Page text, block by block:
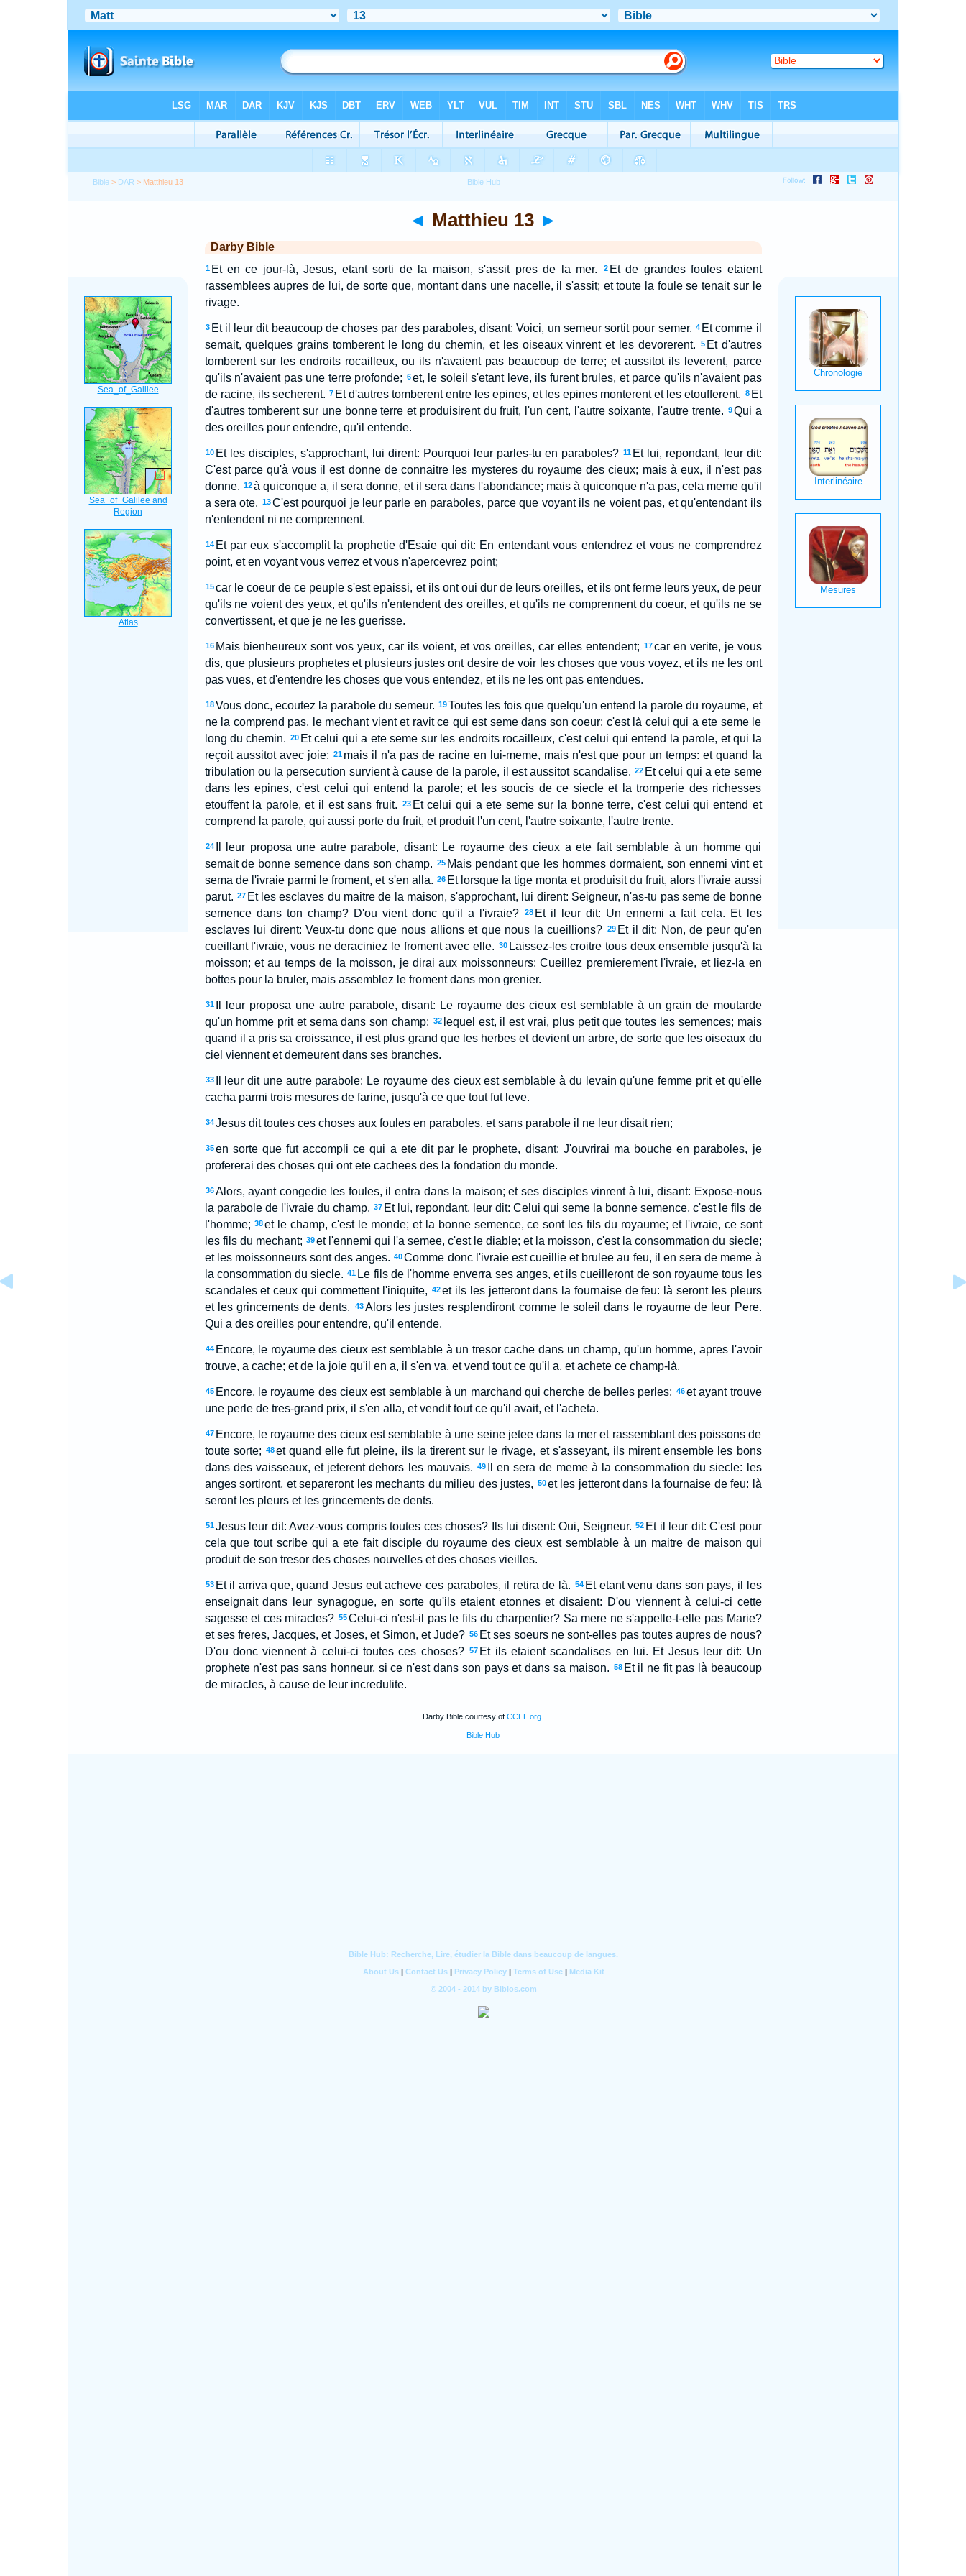
Bible > DAR > Matthieu 13
◄ Matthieu 13 ►
Darby Bible
1 Et en ce jour-là, Jesus, etant sorti de la maison, s'assit pres de la mer. 2 Et de grandes foules etaient
rassemblees aupres de lui, de sorte que, montant dans une nacelle, il s'assit; et toute la foule se tenait sur le
rivage.
3 Et il leur dit beaucoup de choses par des paraboles, disant: Voici, un semeur sortit pour semer. 4 Et comme il
semait, quelques grains tomberent le long du chemin, et les oiseaux vinrent et les devorerent.
5 Et d'autres
tomberent sur les endroits rocailleux, ou ils n'avaient pas beaucoup de terre; et aussitot ils leverent, parce
qu'ils n'avaient pas une terre profonde; 6 et, le soleil s'etant leve, ils furent brules, et parce qu'ils n'avaient pas
de racine, ils secherent. 7 Et d'autres tomberent entre les epines, et les epines monterent et les etoufferent. 8 Et
d'autres tomberent sur une bonne terre et produisirent du fruit, l'un cent, l'autre soixante, l'autre trente. 9Qui a
des oreilles pour entendre, qu'il entende.
10 Et les disciples, s'approchant, lui dirent: Pourquoi leur parles-tu en paraboles? 11 Et lui, repondant, leur dit:
C'est parce qu'à vous il est donne de connaitre les mysteres du royaume des cieux; mais à eux, il n'est pas
donne. 12 à quiconque a, il sera donne, et il sera dans l'abondance; mais à quiconque n'a pas, cela meme qu'il
a sera ote. 13C'est pourquoi je leur parle en paraboles, parce que voyant ils ne voient pas, et qu'entendant ils
n'entendent ni ne comprennent.
14 Et par eux s'accomplit la prophetie d'Esaie qui dit: En entendant vous entendrez et vous ne comprendrez
point, et en voyant vous verrez et vous n'apercevrez point;
15 car le coeur de ce peuple s'est epaissi, et ils ont oui dur de leurs oreilles, et ils ont ferme leurs yeux, de peur
qu'ils ne voient des yeux, et qu'ils n'entendent des oreilles, et qu'ils ne comprennent du coeur, et qu'ils ne se
convertissent, et que je ne les guerisse.
16 Mais bienheureux sont vos yeux, car ils voient, et vos oreilles, car elles entendent; 17car en verite, je vous
dis, que plusieurs prophetes et plusieurs justes ont desire de voir les choses que vous voyez, et ils ne les ont
pas vues, et d'entendre les choses que vous entendez, et ils ne les ont pas entendues.
18 Vous donc, ecoutez la parabole du semeur. 19Toutes les fois que quelqu'un entend la parole du royaume, et
ne la comprend pas, le mechant vient et ravit ce qui est seme dans son coeur; c'est là celui qui a ete seme le
long du chemin. 20 Et celui qui a ete seme sur les endroits rocailleux, c'est celui qui entend la parole, et qui la
reçoit aussitot avec joie; 21 mais il n'a pas de racine en lui-meme, mais n'est que pour un temps: et quand la
tribulation ou la persecution survient à cause de la parole, il est aussitot scandalise. 22 Et celui qui a ete seme
dans les epines, c'est celui qui entend la parole; et les soucis de ce siecle et la tromperie des richesses
etouffent la parole, et il est sans fruit.
23 Et celui qui a ete seme sur la bonne terre, c'est celui qui entend et
comprend la parole, qui aussi porte du fruit, et produit l'un cent, l'autre soixante, l'autre trente.
24
Il leur proposa une autre parabole, disant: Le royaume des cieux a ete fait semblable à un homme qui
semait de bonne semence dans son champ. 25 Mais pendant que les hommes dormaient, son ennemi vint et
sema de l'ivraie parmi le froment, et s'en alla. 26 Et lorsque la tige monta et produisit du fruit, alors l'ivraie aussi
parut. 27 Et les esclaves du maitre de la maison, s'approchant, lui dirent: Seigneur, n'as-tu pas seme de bonne
semence dans ton champ? D'ou vient donc qu'il a l'ivraie?
28 Et il leur dit: Un ennemi a fait cela. Et les
esclaves lui dirent: Veux-tu donc que nous allions et que nous la cueillions? 29 Et il dit: Non, de peur qu'en
cueillant l'ivraie, vous ne deraciniez le froment avec elle. 30 Laissez-les croitre tous deux ensemble jusqu'à la
moisson; et au temps de la moisson, je dirai aux moissonneurs: Cueillez premierement l'ivraie, et liez-la en
bottes pour la bruler, mais assemblez le froment dans mon grenier.
31
Il leur proposa une autre parabole, disant: Le royaume des cieux est semblable à un grain de moutarde
qu'un homme prit et sema dans son champ: 32 lequel est, il est vrai, plus petit que toutes les semences; mais
quand il a pris sa croissance, il est plus grand que les herbes et devient un arbre, de sorte que les oiseaux du
ciel viennent et demeurent dans ses branches.
33
Il leur dit une autre parabole: Le royaume des cieux est semblable à du levain qu'une femme prit et qu'elle
cacha parmi trois mesures de farine, jusqu'à ce que tout fut leve.
34 Jesus dit toutes ces choses aux foules en paraboles, et sans parabole il ne leur disait rien;
35 en sorte que fut accompli ce qui a ete dit par le prophete, disant: J'ouvrirai ma bouche en paraboles, je
profererai des choses qui ont ete cachees des la fondation du monde.
36 Alors, ayant congedie les foules, il entra dans la maison; et ses disciples vinrent à lui, disant: Expose-nous
la parabole de l'ivraie du champ. 37 Et lui, repondant, leur dit: Celui qui seme la bonne semence, c'est le fils de
l'homme; 38 et le champ, c'est le monde; et la bonne semence, ce sont les fils du royaume; et l'ivraie, ce sont
les fils du mechant; 39et l'ennemi qui l'a semee, c'est le diable; et la moisson, c'est la consommation du siecle;
et les moissonneurs sont des anges. 40 Comme donc l'ivraie est cueillie et brulee au feu, il en sera de meme à
la consommation du siecle. 41 Le fils de l'homme enverra ses anges, et ils cueilleront de son royaume tous les
scandales et ceux qui commettent l'iniquite, 42et ils les jetteront dans la fournaise de feu: là seront les pleurs
et les grincements de dents.
43Alors les justes resplendiront comme le soleil dans le royaume de leur Pere.
Qui a des oreilles pour entendre, qu'il entende.
44 Encore, le royaume des cieux est semblable à un tresor cache dans un champ, qu'un homme, apres l'avoir
trouve, a cache; et de la joie qu'il en a, il s'en va, et vend tout ce qu'il a, et achete ce champ-là.
45 Encore, le royaume des cieux est semblable à un marchand qui cherche de belles perles; 46et ayant trouve
une perle de tres-grand prix, il s'en alla, et vendit tout ce qu'il avait, et l'acheta.
47 Encore, le royaume des cieux est semblable à une seine jetee dans la mer et rassemblant des poissons de
toute sorte; 48et quand elle fut pleine, ils la tirerent sur le rivage, et s'asseyant, ils mirent ensemble les bons
dans des vaisseaux, et jeterent dehors les mauvais. 49
Il en sera de meme à la consommation du siecle: les
anges sortiront, et separeront les mechants du milieu des justes, 50 et les jetteront dans la fournaise de feu: là
seront les pleurs et les grincements de dents.
51 Jesus leur dit: Avez-vous compris toutes ces choses? Ils lui disent: Oui, Seigneur. 52 Et il leur dit: C'est pour
cela que tout scribe qui a ete fait disciple du royaume des cieux est semblable à un maitre de maison qui
produit de son tresor des choses nouvelles et des choses vieilles.
53 Et il arriva que, quand Jesus eut acheve ces paraboles, il retira de là. 54 Et etant venu dans son pays, il les
enseignait dans leur synagogue, en sorte qu'ils etaient etonnes et disaient: D'ou viennent à celui-ci cette
sagesse et ces miracles? 55Celui-ci n'est-il pas le fils du charpentier? Sa mere ne s'appelle-t-elle pas Marie?
et ses freres, Jacques, et Joses, et Simon, et Jude? 56 Et ses soeurs ne sont-elles pas toutes aupres de nous?
D'ou donc viennent à celui-ci toutes ces choses?
57 Et ils etaient scandalises en lui. Et Jesus leur dit: Un
prophete n'est pas sans honneur, si ce n'est dans son pays et dans sa maison. 58 Et il ne fit pas là beaucoup
de miracles, à cause de leur incredulite.
Darby Bible courtesy of CCEL.org
Bible Hub